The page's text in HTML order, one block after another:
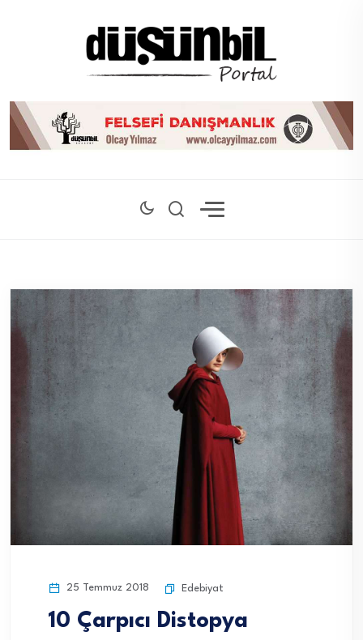
25 Temmuz 2018 Edebiyat
10 Çarpıcı Distopya